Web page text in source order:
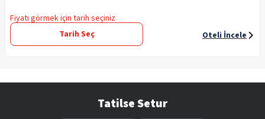
Fiyatı görmek için tarih seçiniz
Tarih Seç
Oteli İncele
Tatilse Setur